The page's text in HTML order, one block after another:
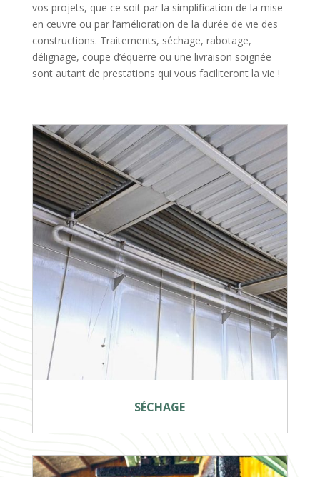
vos projets, que ce soit par la simplification de la mise
en œuvre ou par l’amélioration de la durée de vie des
constructions. Traitements, séchage, rabotage,
délignage, coupe d’équerre ou une livraison soignée
sont autant de prestations qui vous faciliteront la vie !
SÉCHAGE